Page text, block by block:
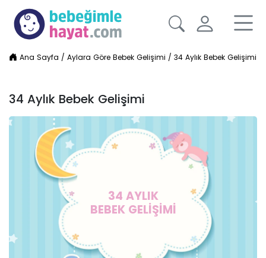
Ana Sayfa /Aylara Göre Bebek Gelişimi /34 Aylık Bebek Gelişimi
34 Aylık Bebek Gelişimi
34 AYLIK
BEBEK GELİŞİMİ